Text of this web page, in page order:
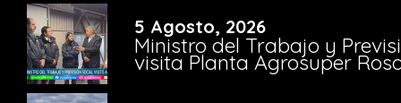
5 Agosto, 2026
Ministro del Trabajo y
visita Planta Agrosuper